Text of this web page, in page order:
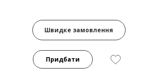
Швидке замовлення
Придбати